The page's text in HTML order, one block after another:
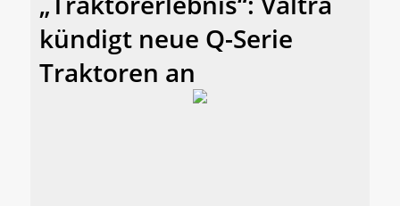
kündigt neue Q-Serie
Traktoren an